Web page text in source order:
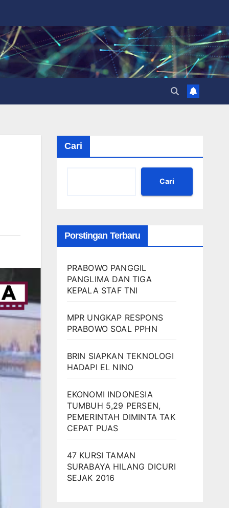
Cari
Cari
Porstingan Terbaru
PRABOWO PANGGIL
PANGLIMA DAN TIGA
KEPALA STAF TNI
MPR UNGKAP RESPONS
PRABOWO SOAL PPHN
BRIN SIAPKAN TEKNOLOGI
HADAPI EL NINO
EKONOMI INDONESIA
TUMBUH 5,29 PERSEN,
PEMERINTAH DIMINTA TAK
CEPAT PUAS
47 KURSI TAMAN
SURABAYA HILANG DICURI
SEJAK 2016